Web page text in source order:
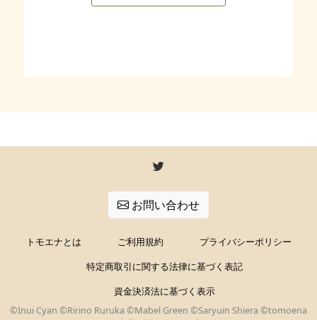
お問い合わせ
トモエナとは ご利用規約
プライバシーポリシー
特定商取引に関する法律に基づく表記
資金決済法に基づく表示
©Inui Cyan ©Ririno Ruruka ©Mabel Green ©Saryuin Shiera ©tomoena